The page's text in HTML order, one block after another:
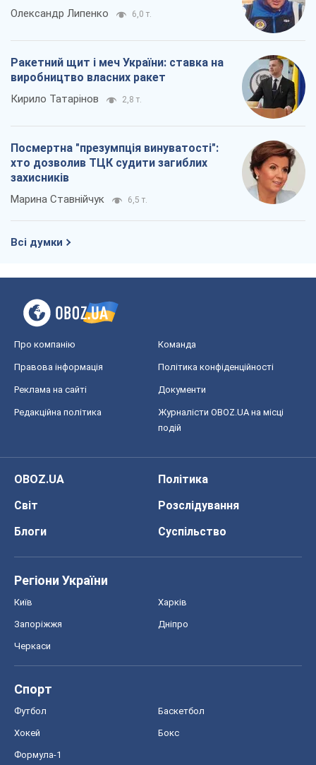
Олександр Липенко 6,0 т.
Ракетний щит і меч України: ставка на
виробництво власних ракет
Кирило Татарінов 2,8 т.
Посмертна "презумпція винуватості":
хто дозволив ТЦК судити загиблих
захисників
Марина Ставнійчук 6,5 т.
Всі думки
Про компанію Команда
Правова інформація Політика конфіденційності
Реклама на сайті Документи
Редакційна політика
Журналісти OBOZ.UA на місці
подій
OBOZ.UA
Політика
Світ
Розслідування
Блоги
Суспільство
Регіони України
Київ Харків
Запоріжжя Дніпро
Черкаси
Спорт
Футбол Баскетбол
Хокей Бокс
Формула-1